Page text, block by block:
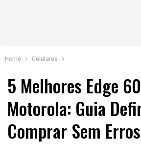
Home Celulares
5 Melhores Edge
Motorola: Guia
Comprar Sem Erros